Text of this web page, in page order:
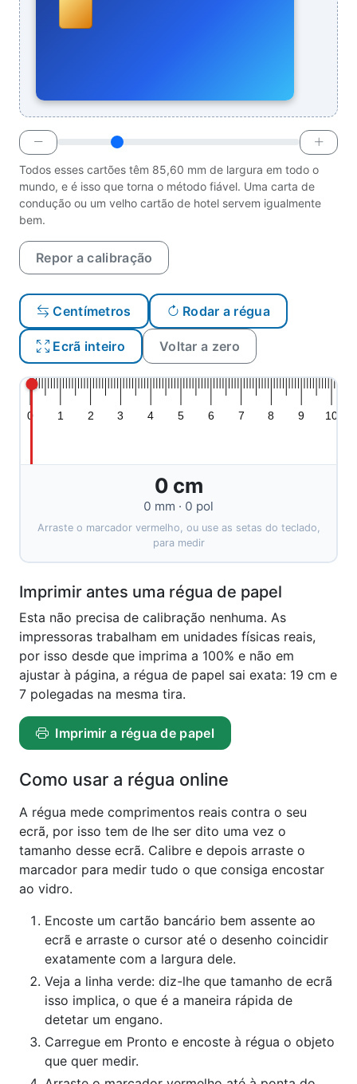
Todos esses cartões têm 85,60 mm de largura em todo o
mundo, e é isso que torna o método fiável. Uma carta de
condução ou um velho cartão de hotel servem igualmente
bem.
Repor a calibração
Centímetros Rodar a régua
Ecrã inteiro Voltar a zero
0 1 2 3 4 5 6 7 8 9 10
0 cm
0 mm · 0 pol
Arraste o marcador vermelho, ou use as setas do teclado,
para medir
Imprimir antes uma régua de papel
Esta não precisa de calibração nenhuma. As
impressoras trabalham em unidades físicas reais,
por isso desde que imprima a 100% e não em
ajustar à página, a régua de papel sai exata: 19 cm e
7 polegadas na mesma tira.
Imprimir a régua de papel
Como usar a régua online
A régua mede comprimentos reais contra o seu
ecrã, por isso tem de lhe ser dito uma vez o
tamanho desse ecrã. Calibre e depois arraste o
marcador para medir tudo o que consiga encostar
ao vidro.
Encoste um cartão bancário bem assente ao
ecrã e arraste o cursor até o desenho coincidir
exatamente com a largura dele.
Veja a linha verde: diz-lhe que tamanho de ecrã
isso implica, o que é a maneira rápida de
detetar um engano.
Carregue em Pronto e encoste à régua o objeto
que quer medir.